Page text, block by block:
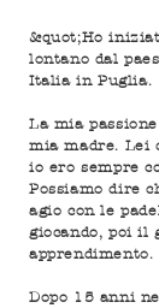
&quot;Ho
lontano dal
Italia in Puglia.
La mia
mia madre. Lei
io ero sempre
Possiamo dire
agio con le
giocando, poi il
apprendimento.
Dopo 15 anni